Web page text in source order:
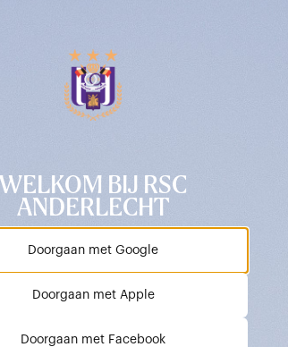
WELKOM BIJ RSC
ANDERLECHT
Doorgaan met Google
Doorgaan met Apple
Doorgaan met Facebook